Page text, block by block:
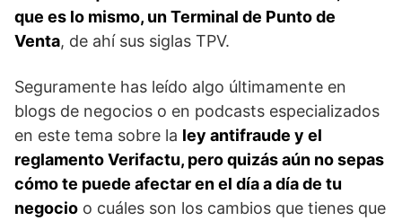
que es lo mismo, un Terminal de Punto de
Venta, de ahí sus siglas TPV.
Seguramente has leído algo últimamente en
blogs de negocios o en podcasts especializados
en este tema sobre la ley antifraude y el
reglamento Verifactu, pero quizás aún no sepas
cómo te puede afectar en el día a día de tu
negocio o cuáles son los cambios que tienes que